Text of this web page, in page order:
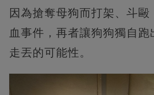
因為搶奪母狗而打架、斗毆
血事件，再者讓狗狗獨自跑
走丟的可能性。